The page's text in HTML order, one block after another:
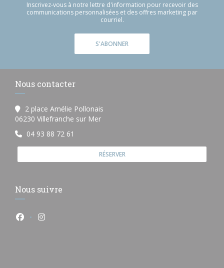
Inscrivez-vous à notre lettre d'information pour recevoir des
communications personnalisées et des offres marketing par
courriel.
S'ABONNER
Nous contacter
2 place Amélie Pollonais
06230 Villefranche sur Mer((ouvre une nouvelle fenêtre))
04 93 88 72 61
RÉSERVER
Nous suivre
Facebook ((ouvre une nouvelle fenêtre))
Instagram ((ouvre une nouvelle fenêtre))